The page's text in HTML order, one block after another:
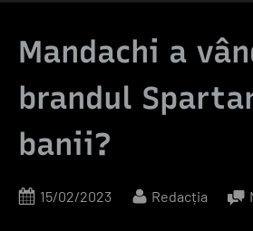
Mandachi a
brandul
banii?
Posted
15/02/2023 By
Redacția